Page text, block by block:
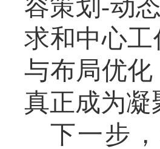
容策划-动
求和中心
与布局优
真正成为凝
下一步